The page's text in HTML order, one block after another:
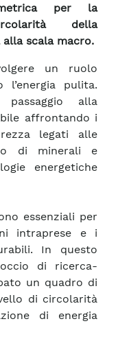
per la
della
scala macro.
un ruolo
l’energia pulita.
alla
affrontando i
legati alle
di minerali e
energetiche
essenziali per
intraprese e i
In questo
di ricerca-
un quadro di
di circolarità
di energia